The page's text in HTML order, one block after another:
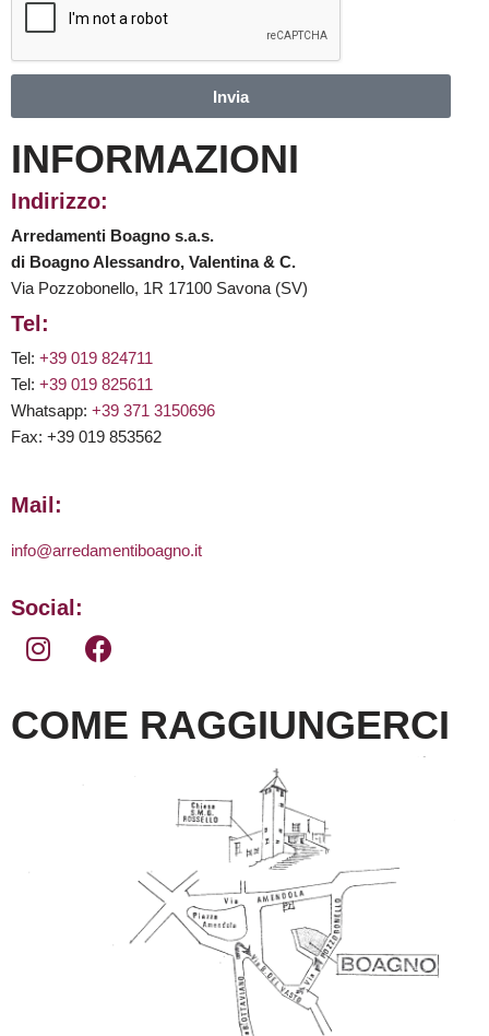
Invia
INFORMAZIONI
Indirizzo:
Arredamenti Boagno s.a.s.
di Boagno Alessandro, Valentina & C.
Via Pozzobonello, 1R 17100 Savona (SV)
Tel:
Tel: +39 019 824711
Tel: +39 019 825611
Whatsapp: +39 371 3150696
Fax: +39 019 853562
Mail:
info@arredamentiboagno.it
Social:
COME RAGGIUNGERCI